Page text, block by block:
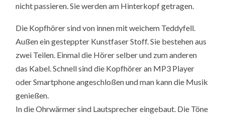
nicht passieren. Sie werden am Hinterkopf getragen.
Die Kopfhörer sind von innen mit weichem Teddyfell.
Außen ein gesteppter Kunstfaser Stoff. Sie bestehen aus
zwei Teilen. Einmal die Hörer selber und zum anderen
das Kabel. Schnell sind die Kopfhörer an MP3 Player
oder Smartphone angeschloßen und man kann die Musik
genießen.
In die Ohrwärmer sind Lautsprecher eingebaut. Die Töne